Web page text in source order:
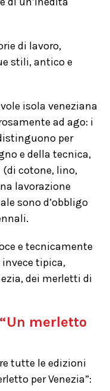
di lavoro,
stili, antico e
isola veneziana
ad ago: i
per
e della tecnica,
cotone, lino,
lavorazione
sono d’obbligo
e tecnicamente
tipica,
dei merletti di
merletto
tutte le edizioni
per Venezia”: